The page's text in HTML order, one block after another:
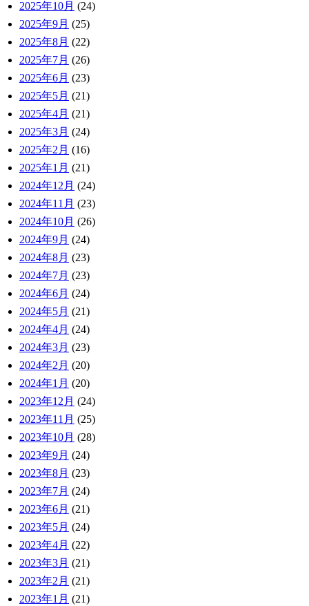
2025年10月 (24)
2025年9月 (25)
2025年8月 (22)
2025年7月 (26)
2025年6月 (23)
2025年5月 (21)
2025年4月 (21)
2025年3月 (24)
2025年2月 (16)
2025年1月 (21)
2024年12月 (24)
2024年11月 (23)
2024年10月 (26)
2024年9月 (24)
2024年8月 (23)
2024年7月 (23)
2024年6月 (24)
2024年5月 (21)
2024年4月 (24)
2024年3月 (23)
2024年2月 (20)
2024年1月 (20)
2023年12月 (24)
2023年11月 (25)
2023年10月 (28)
2023年9月 (24)
2023年8月 (23)
2023年7月 (24)
2023年6月 (21)
2023年5月 (24)
2023年4月 (22)
2023年3月 (21)
2023年2月 (21)
2023年1月 (21)